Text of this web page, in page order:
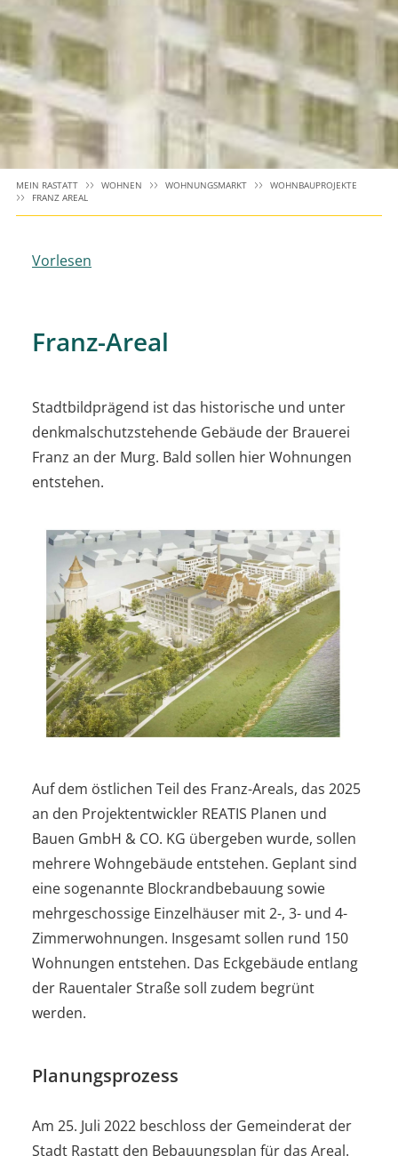
MEIN RASTATT WOHNEN WOHNUNGSMARKT
WOHNBAUPROJEKTE
FRANZ AREAL
Vorlesen
Franz-Areal
Stadtbildprägend ist das historische und unter
denkmalschutzstehende Gebäude der Brauerei
Franz an der Murg. Bald sollen hier Wohnungen
entstehen.
Auf dem östlichen Teil des Franz-Areals, das 2025
an den Projektentwickler REATIS Planen und
Bauen GmbH & CO. KG übergeben wurde, sollen
mehrere Wohngebäude entstehen. Geplant sind
eine sogenannte Blockrandbebauung sowie
mehrgeschossige Einzelhäuser mit 2-, 3- und 4-
Zimmerwohnungen. Insgesamt sollen rund 150
Wohnungen entstehen. Das Eckgebäude entlang
der Rauentaler Straße soll zudem begrünt
werden.
Planungsprozess
Am 25. Juli 2022 beschloss der Gemeinderat der
Stadt Rastatt den Bebauungsplan für das Areal.